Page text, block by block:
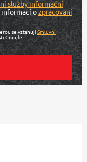
služby informační
informací ozpracování
se vztahujíSmluvní
Google.